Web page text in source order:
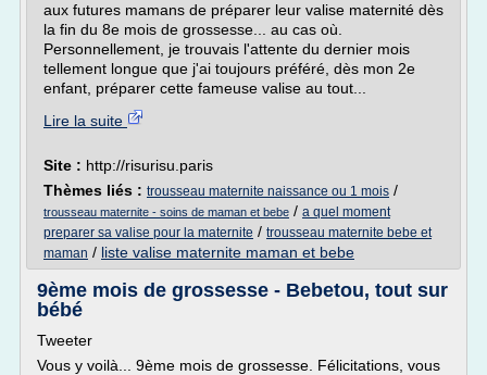
aux futures mamans de préparer leur valise maternité dès
la fin du 8e mois de grossesse... au cas où.
Personnellement, je trouvais l'attente du dernier mois
tellement longue que j'ai toujours préféré, dès mon 2e
enfant, préparer cette fameuse valise au tout...
Lire la suite
Site : http://risurisu.paris
Thèmes liés : trousseau maternite naissance ou 1 mois /
trousseau maternite - soins de maman et bebe / a quel moment
preparer sa valise pour la maternite / trousseau maternite bebe et
maman / liste valise maternite maman et bebe
9ème mois de grossesse - Bebetou, tout sur
bébé
Tweeter
Vous y voilà... 9ème mois de grossesse. Félicitations, vous